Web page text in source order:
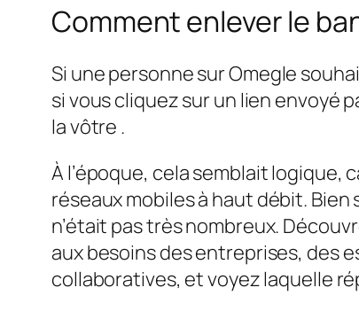
Comment enlever le
Si une personne sur Omegle
si vous cliquez sur un lien envoyé
la vôtre .
À l’époque, cela semblait logique,
réseaux mobiles à haut débit.
n’était pas très nombreux.
aux besoins des entreprises, des
collaboratives, et voyez laquelle